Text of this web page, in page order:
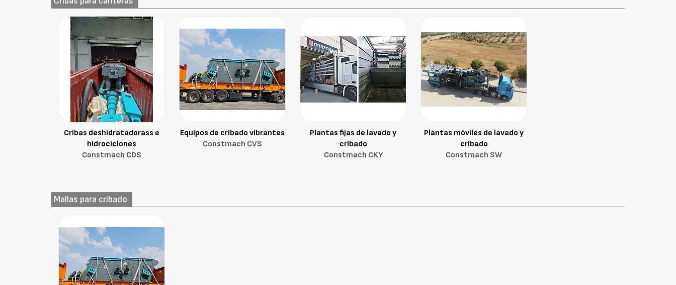
Cribas deshidratadorass e
hidrociclones
Constmach CDS
Equipos de cribado vibrantes
Constmach CVS
Plantas fijas de lavado y
cribado
Constmach CKY
Plantas móviles de lavado y
cribado
Constmach SW
Mallas para cribado